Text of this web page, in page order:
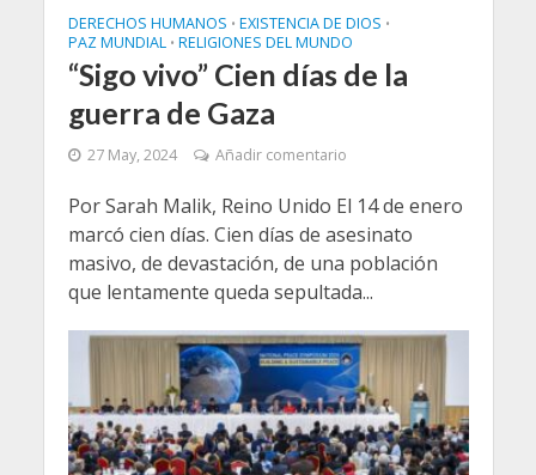
DERECHOS HUMANOS • EXISTENCIA DE DIOS •
PAZ MUNDIAL • RELIGIONES DEL MUNDO
“Sigo vivo” Cien días de la
guerra de Gaza
27 May, 2024 Añadir comentario
Por Sarah Malik, Reino Unido El 14 de enero
marcó cien días. Cien días de asesinato
masivo, de devastación, de una población
que lentamente queda sepultada...